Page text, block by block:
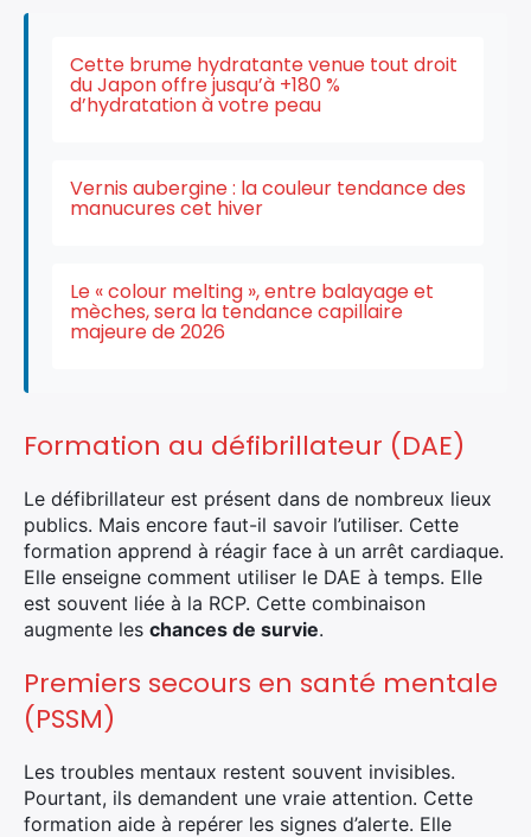
Cette brume hydratante venue tout droit
du Japon offre jusqu’à +180 %
d’hydratation à votre peau
Vernis aubergine : la couleur tendance des
manucures cet hiver
Le « colour melting », entre balayage et
mèches, sera la tendance capillaire
majeure de 2026
Formation au défibrillateur (DAE)
Le défibrillateur est présent dans de nombreux lieux
publics. Mais encore faut-il savoir l’utiliser. Cette
formation apprend à réagir face à un arrêt cardiaque.
Elle enseigne comment utiliser le DAE à temps. Elle
est souvent liée à la RCP. Cette combinaison
augmente les chances de survie.
Premiers secours en santé mentale
(PSSM)
Les troubles mentaux restent souvent invisibles.
Pourtant, ils demandent une vraie attention. Cette
formation aide à repérer les signes d’alerte. Elle
×
Rechercher
: